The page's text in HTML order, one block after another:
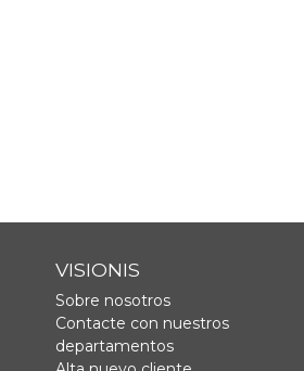
VISIONIS
Sobre nosotros
Contacte con nuestros
departamentos